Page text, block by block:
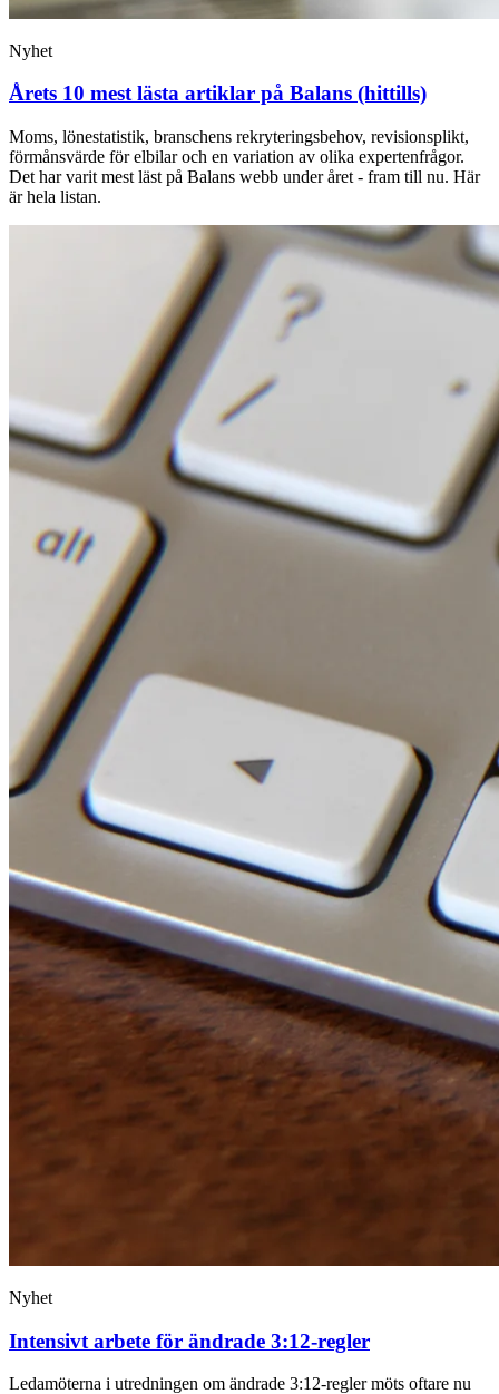
Nyhet
Årets 10 mest lästa artiklar på Balans (hittills)
Moms, lönestatistik, branschens rekryteringsbehov, revisionsplikt,
förmånsvärde för elbilar och en variation av olika expertenfrågor.
Det har varit mest läst på Balans webb under året - fram till nu. Här
är hela listan.
Nyhet
Intensivt arbete för ändrade 3:12-regler
Ledamöterna i utredningen om ändrade 3:12-regler möts oftare nu